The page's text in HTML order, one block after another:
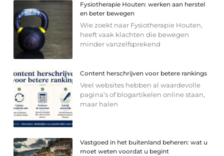
Fysiotherapie Houten: werken aan herstel
en beter bewegen
Wie zoekt naar Fysiotherapie Houten,
heeft vaak klachten die bewegen
minder vanzelfsprekend
Content herschrijven voor betere rankings
Veel websites hebben al waardevolle
pagina’s of blogartikelen online staan,
maar halen
Vastgoed in het buitenland beheren: wat u
moet weten voordat u begint